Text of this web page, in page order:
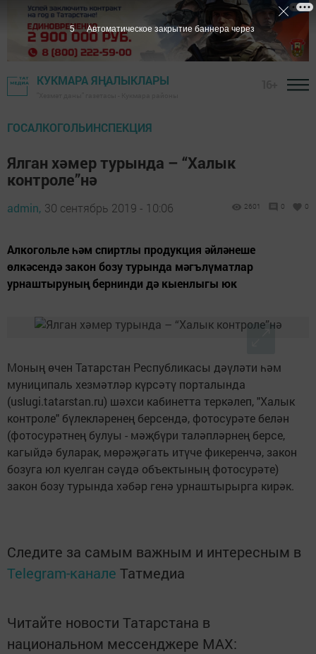
КУКМАРА ЯҢАЛЫКЛАРЫ
ГОСАЛКОГОЛЬИНСПЕКЦИЯ
Ялган хәмер турында – “Халык
контроле”нә
admin, 30 сентябрь 2019 - 10:06 2601 0 0
Алкогольле һәм спиртлы продукция әйләнеше
өлкәсендә закон бозу турында мәгълүматлар
урнаштыруның бернинди дә кыенлыгы юк
Моның өчен Татарстан Республикасы дәүләти һәм
муниципаль хезмәтләр күрсәтү порталында
(uslugi.tatarstan.ru) шәхси кабинетта теркәлеп, "Халык
контроле" бүлекләренең берсендә, фотосурәте белән
(фотосурәтнең булуы - мәҗбүри таләпләрнең берсе,
кагыйдә буларак, мөрәҗәгать итүче фикеренчә, закон
бозуга юл куелган сәүдә объектының фотосурәте)
закон бозу турында хәбәр генә урнаштырырга кирәк.
Следите за самым важным и интересным в
Telegram-канале Татмедиа
Читайте новости Татарстана в
национальном мессенджере MАХ:
4 Автоматическое закрытие баннера через